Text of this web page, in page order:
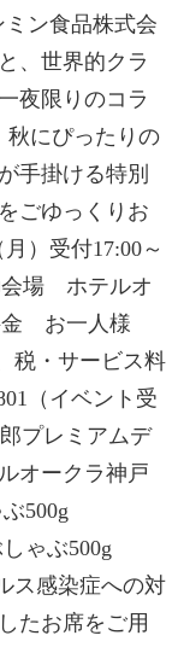
ミン食品株式会
、世界的クラ
夜限りのコラ
秋にぴったりの
手掛ける特別
ごゆっくりお
）受付17:00～
会場 ホテルオ
金 お一人様
税・サービス料
（イベント受
プレミアムデ
オークラ神戸
ぶ500g
しゃぶ500g
ス感染症への対
たお席をご用